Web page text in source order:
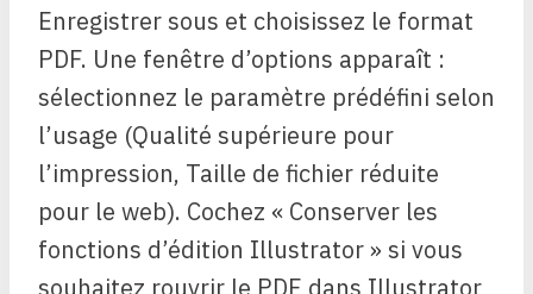
Enregistrer sous et choisissez le format
PDF. Une fenêtre d’options apparaît :
sélectionnez le paramètre prédéfini selon
l’usage (Qualité supérieure pour
l’impression, Taille de fichier réduite
pour le web). Cochez « Conserver les
fonctions d’édition Illustrator » si vous
souhaitez rouvrir le PDF dans Illustrator